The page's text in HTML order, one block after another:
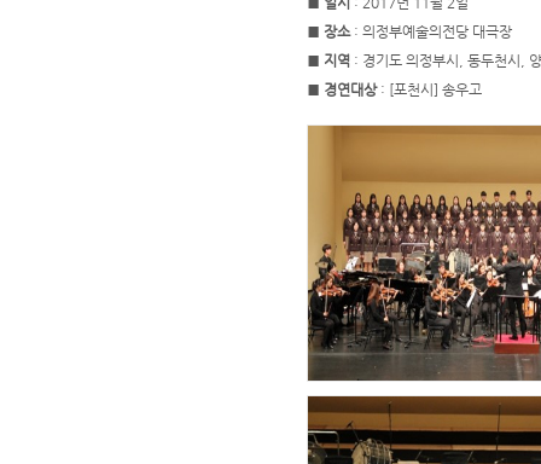
■ 장소: 의정부예술의전당 대극장
■ 지역 : 경기도 의정부시, 동두천시,
■ 경연대상: [포천시] 송우고